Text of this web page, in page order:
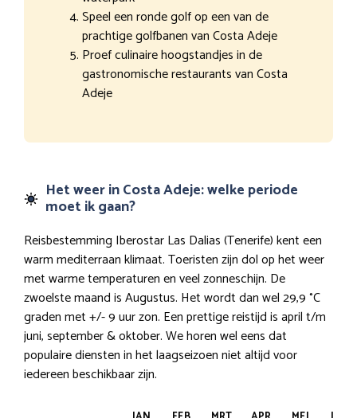
Speel een ronde golf op een van de
prachtige golfbanen van Costa Adeje
Proef culinaire hoogstandjes in de
gastronomische restaurants van Costa
Adeje
Het weer in Costa Adeje: welke periode
moet ik gaan?
Reisbestemming Iberostar Las Dalias (Tenerife) kent een
warm mediterraan klimaat. Toeristen zijn dol op het weer
met warme temperaturen en veel zonneschijn. De
zwoelste maand is Augustus. Het wordt dan wel 29,9 °C
graden met +/- 9 uur zon. Een prettige reistijd is april t/m
juni, september & oktober. We horen wel eens dat
populaire diensten in het laagseizoen niet altijd voor
iedereen beschikbaar zijn.